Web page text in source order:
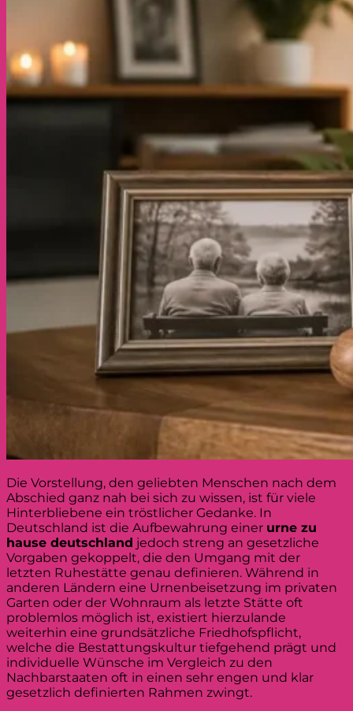
Die Vorstellung, den geliebten Menschen nach dem
Abschied ganz nah bei sich zu wissen, ist für viele
Hinterbliebene ein tröstlicher Gedanke. In
Deutschland ist die Aufbewahrung einer urne zu
hause deutschland jedoch streng an gesetzliche
Vorgaben gekoppelt, die den Umgang mit der
letzten Ruhestätte genau definieren. Während in
anderen Ländern eine Urnenbeisetzung im privaten
Garten oder der Wohnraum als letzte Stätte oft
problemlos möglich ist, existiert hierzulande
weiterhin eine grundsätzliche Friedhofspflicht,
welche die Bestattungskultur tiefgehend prägt und
individuelle Wünsche im Vergleich zu den
Nachbarstaaten oft in einen sehr engen und klar
gesetzlich definierten Rahmen zwingt.